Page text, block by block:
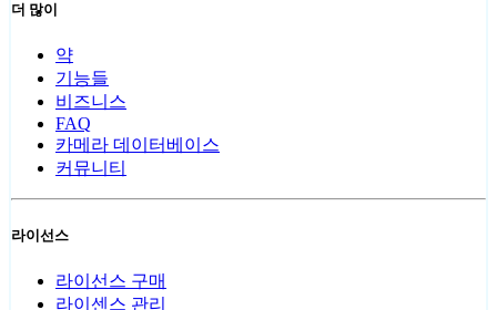
더 많이
약
기능들
비즈니스
FAQ
카메라 데이터베이스
커뮤니티
라이선스
라이선스 구매
라이센스 관리